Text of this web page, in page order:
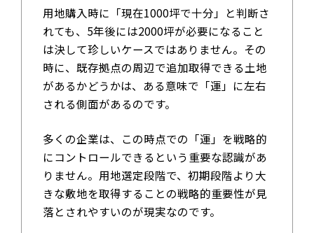
用地購入時に「現在1000坪で十分」と判断さ
れても、5年後には2000坪が必要になること
は決して珍しいケースではありません。その
時に、既存拠点の周辺で追加取得できる土地
があるかどうかは、ある意味で「運」に左右
される側面があるのです。
多くの企業は、この時点での「運」を戦略的
にコントロールできるという重要な認識があ
りません。用地選定段階で、初期段階より大
きな敷地を取得することの戦略的重要性が見
落とされやすいのが現実なのです。